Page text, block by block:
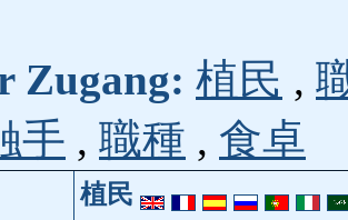
Zugang: 植民 ,
手 , 職種 , 食卓
植民